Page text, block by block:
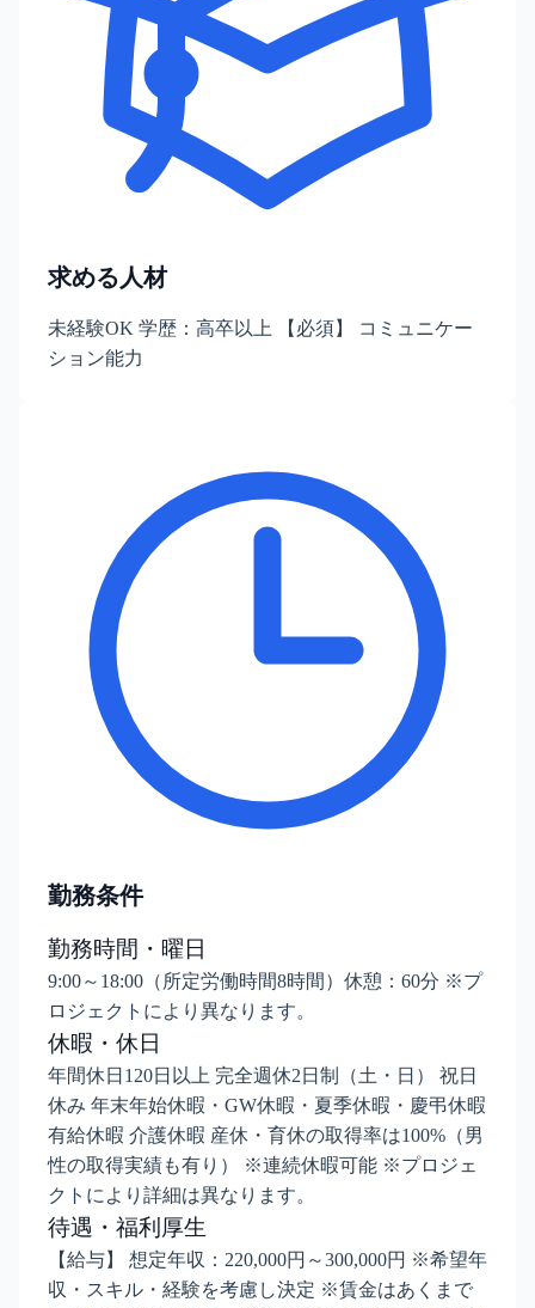
求める人材
未経験OK 学歴：高卒以上 【必須】 コミュニケー
ション能力
勤務条件
勤務時間・曜日
9:00～18:00（所定労働時間8時間）休憩：60分 ※プ
ロジェクトにより異なります。
休暇・休日
年間休日120日以上 完全週休2日制（土・日） 祝日
休み 年末年始休暇・GW休暇・夏季休暇・慶弔休暇
有給休暇 介護休暇 産休・育休の取得率は100%（男
性の取得実績も有り） ※連続休暇可能 ※プロジェ
クトにより詳細は異なります。
待遇・福利厚生
【給与】 想定年収：220,000円～300,000円 ※希望年
収・スキル・経験を考慮し決定 ※賃金はあくまで